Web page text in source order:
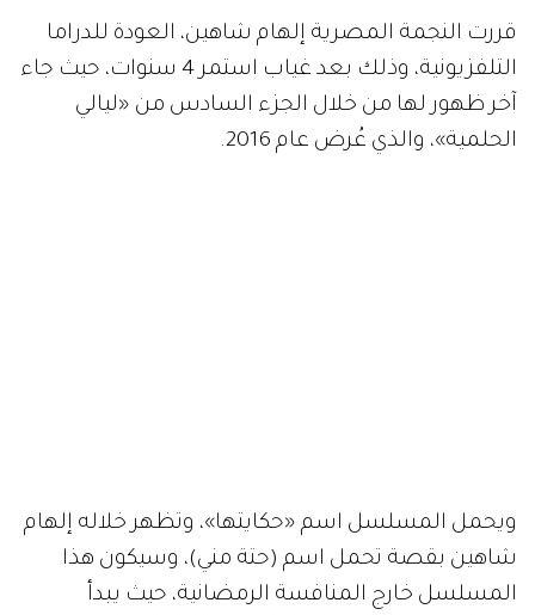
قررت النجمة المصرية إلهام شاهين، العودة للدراما
التلفزيونية، وذلك بعد غياب استمر 4 سنوات، حيث جاء
آخر ظهور لها من خلال الجزء السادس من «ليالي
الحلمية»، والذي عُرض عام 2016.
ويحمل المسلسل اسم «حكايتها»، وتظهر خلاله إلهام
شاهين بقصة تحمل اسم (حتة مني)، وسيكون هذا
المسلسل خارج المنافسة الرمضانية، حيث يبدأ